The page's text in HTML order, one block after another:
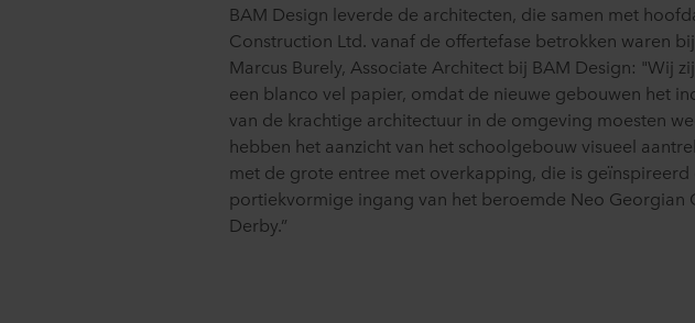
BAM Design leverde de architecten, die samen met
Construction Ltd. vanaf de offertefase betrokken waren
Marcus Burely, Associate Architect bij BAM Design: "Wij
een blanco vel papier, omdat de nieuwe gebouwen het
van de krachtige architectuur in de omgeving moesten
hebben het aanzicht van het schoolgebouw visueel
met de grote entree met overkapping, die is
portiekvormige ingang van het beroemde Neo Georgian
Derby.”